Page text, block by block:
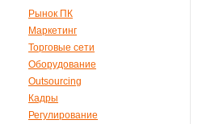
Рынок ПК
Маркетинг
Торговые сети
Оборудование
Outsourcing
Кадры
Регулирование